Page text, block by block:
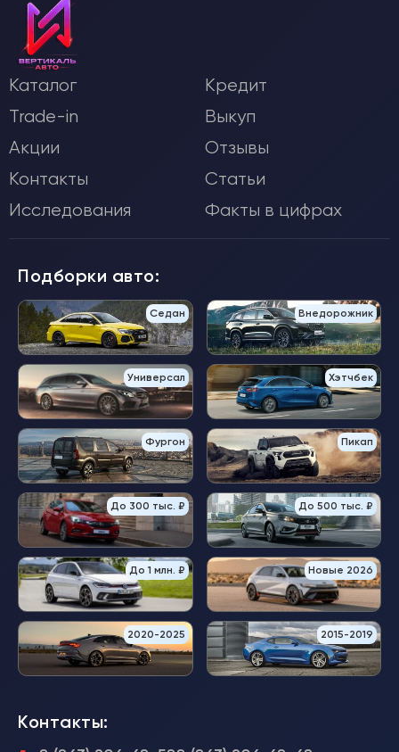
Каталог
Кредит
Trade-in
Выкуп
Акции
Отзывы
Контакты
Статьи
Исследования
Факты в цифрах
Подборки авто:
Седан Внедорожник
Универсал Хэтчбек
Фургон Пикап
До 300 тыс. ₽ До 500 тыс. ₽
До 1 млн. ₽ Новые 2026
2020-2025 2015-2019
Контакты: